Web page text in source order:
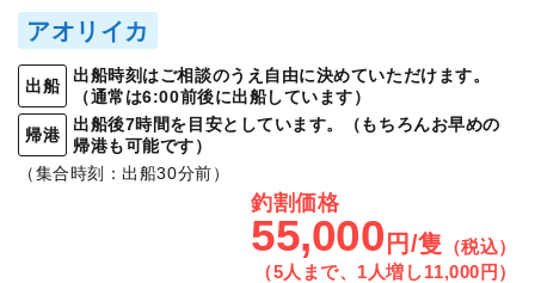
アオリイカ
出船
出船時刻はご相談のうえ自由に決めていただけます。
（通常は6:00前後に出船しています）
帰港
出船後7時間を目安としています。（もちろんお早めの
帰港も可能です）
（集合時刻：出船30分前）
釣割価格
55,000 円/隻
（税込）
（5人まで、1人増し11,000円）